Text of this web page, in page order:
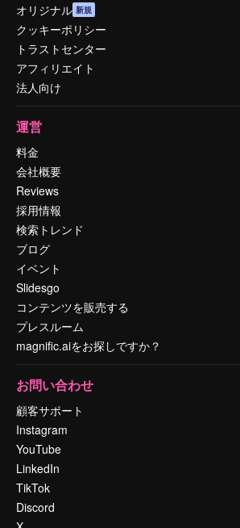
オリジナル 新規
クッキーポリシー
トラストセンター
アフィリエイト
法人向け
運営
料金
会社概要
Reviews
採用情報
検索トレンド
ブログ
イベント
Slidesgo
コンテンツを販売する
プレスルーム
magnific.aiをお探しですか？
お問い合わせ
顧客サポート
Instagram
YouTube
LinkedIn
TikTok
Discord